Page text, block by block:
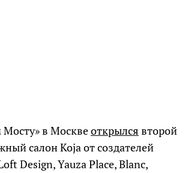
в Москвеоткрылся второй
салон Koja от создателей
Design, Yauza Place, Blanc,